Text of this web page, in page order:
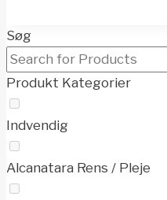
Søg
Produkt Kategorier
Indvendig
Alcanatara Rens / Pleje